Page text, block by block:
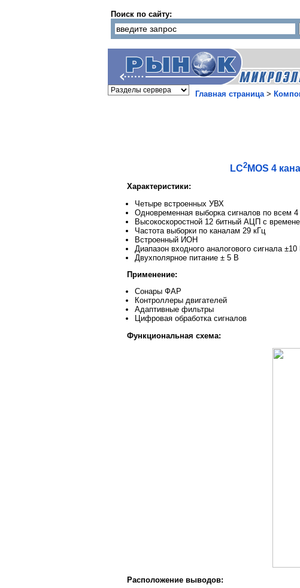
Поиск по сайту:
Главная страница>
LC2MOS 4
Характеристики:
Четыре встроенных УВХ
Одновременная выборка сигналов по всем 4
Высокоскоростной 12 битный АЦП с
Частота выборки по каналам 29 кГц
Встроенный ИОН
Диапазон входного аналогового сигнала ±10
Двухполярное питание ± 5 В
Применение:
Сонары ФАР
Контроллеры двигателей
Адаптивные фильтры
Цифровая обработка сигналов
Функциональная схема:
Расположение выводов: